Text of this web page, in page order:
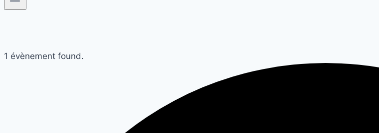
1 évènement found.